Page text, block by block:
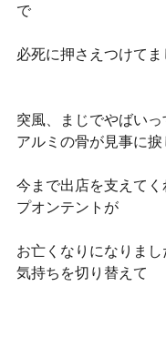
で
必死に押さえつけてま
突風、まじでやばいっ
アルミの骨が見事に捩
今まで出店を支えて
プオンテントが
お亡くなりになりまし
気持ちを切り替えて